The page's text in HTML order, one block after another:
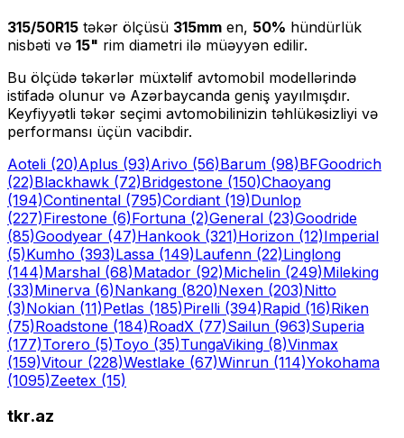
315/50R15 təkər ölçüsü 315mm en, 50% hündürlük
nisbəti və 15" rim diametri ilə müəyyən edilir.
Bu ölçüdə təkərlər müxtəlif avtomobil modellərində
istifadə olunur və Azərbaycanda geniş yayılmışdır.
Keyfiyyətli təkər seçimi avtomobilinizin təhlükəsizliyi və
performansı üçün vacibdir.
Aoteli (20)Aplus (93)Arivo (56)Barum (98)BFGoodrich
(22)Blackhawk (72)Bridgestone (150)Chaoyang
(194)Continental (795)Cordiant (19)Dunlop
(227)Firestone (6)Fortuna (2)General (23)Goodride
(85)Goodyear (47)Hankook (321)Horizon (12)Imperial
(5)Kumho (393)Lassa (149)Laufenn (22)Linglong
(144)Marshal (68)Matador (92)Michelin (249)Mileking
(33)Minerva (6)Nankang (820)Nexen (203)Nitto
(3)Nokian (11)Petlas (185)Pirelli (394)Rapid (16)Riken
(75)Roadstone (184)RoadX (77)Sailun (963)Superia
(177)Torero (5)Toyo (35)TungaViking (8)Vinmax
(159)Vitour (228)Westlake (67)Winrun (114)Yokohama
(1095)Zeetex (15)
tkr.az